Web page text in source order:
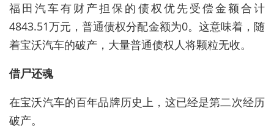
福田汽车有财产担保的债权优先受偿金额合计
4843.51万元，普通债权分配金额为0。这意味着，随
着宝沃汽车的破产，大量普通债权人将颗粒无收。
借尸还魂
在宝沃汽车的百年品牌历史上，这已经是第二次经历
破产。